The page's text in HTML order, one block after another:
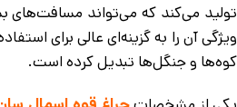
تولید می‌کند که می‌تواند مسافت‌های
ویژگی آن را به گزینه‌ای عالی برای
کوه‌ها و جنگل‌ها تبدیل کرده است.